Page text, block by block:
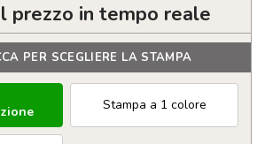
prezzo in tempo reale
PER SCEGLIERE LA STAMPA
Stampa a 1 colore